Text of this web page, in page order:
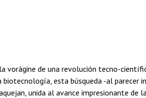
de una revolución tecno-
esta búsqueda -al parecer
unida al avance impresionante de